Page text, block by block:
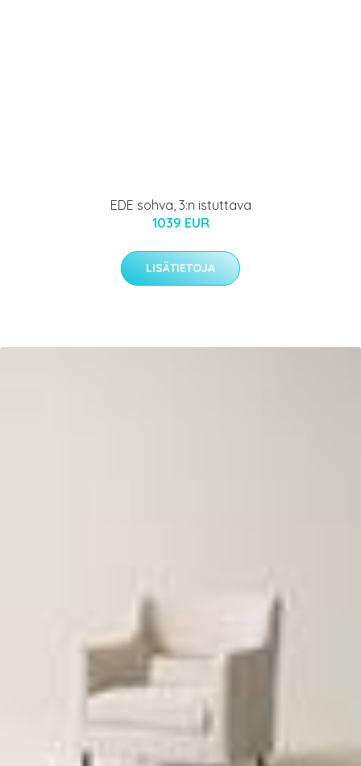
EDE sohva, 3:n istuttava
1039 EUR
LISÄTIETOJA